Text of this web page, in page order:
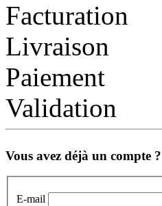
Facturation
Livraison
Paiement
Validation
Vous avez déjà un compte ?
E-mail